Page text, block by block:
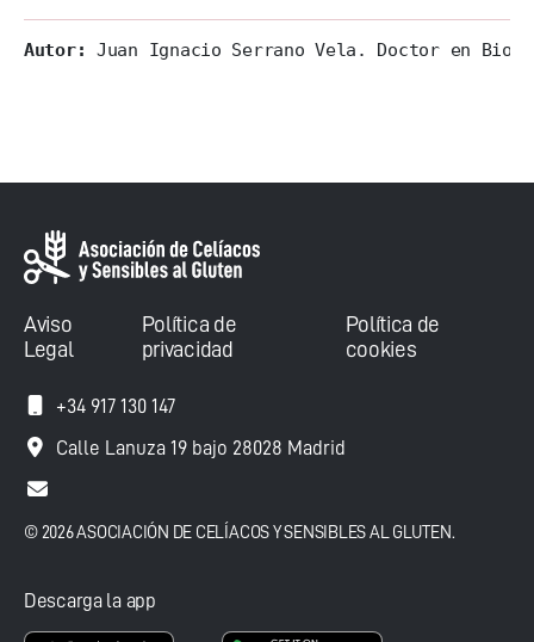
Autor: Juan Ignacio Serrano Vela. Doctor en
Aviso
Legal
Política de
privacidad
Política de
cookies
+34 917 130 147
Calle Lanuza 19 bajo 28028 Madrid
© 2026 ASOCIACIÓN DE CELÍACOS Y SENSIBLES AL GLUTEN.
Descarga la app